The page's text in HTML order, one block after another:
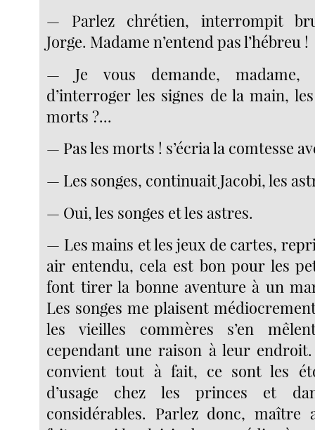
— Parlez chrétien, interrompit
Jorge. Madame n’entend pas l’hébreu !
— Je vous demande, madame,
d’interroger les signes de la main,
morts ?...
— Pas les morts ! s’écria la comtesse
— Les songes, continuait Jacobi, les
— Oui, les songes et les astres.
— Les mains et les jeux de cartes,
air entendu, cela est bon pour les
font tirer la bonne aventure à un
Les songes me plaisent
les vieilles commères s’en
cependant une raison à leur
convient tout à fait, ce sont les
d’usage chez les princes et
considérables. Parlez donc, maître